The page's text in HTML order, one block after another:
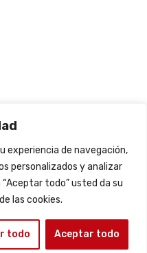
experiencia de navegación,
personalizados y analizar
todo” usted da su
las cookies.
todo Aceptar todo